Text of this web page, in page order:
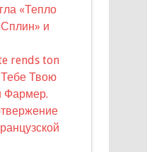
«Тепло
и
rends ton
Твою
Фармер.